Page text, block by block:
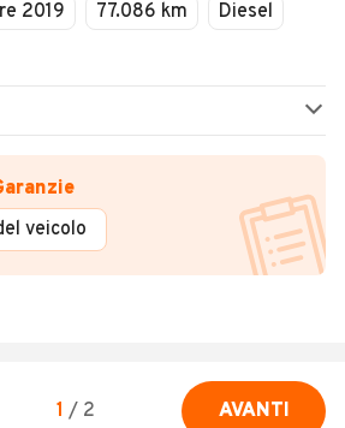
2019 77.086 km
Diesel
veicolo
1 / 2 AVANTI